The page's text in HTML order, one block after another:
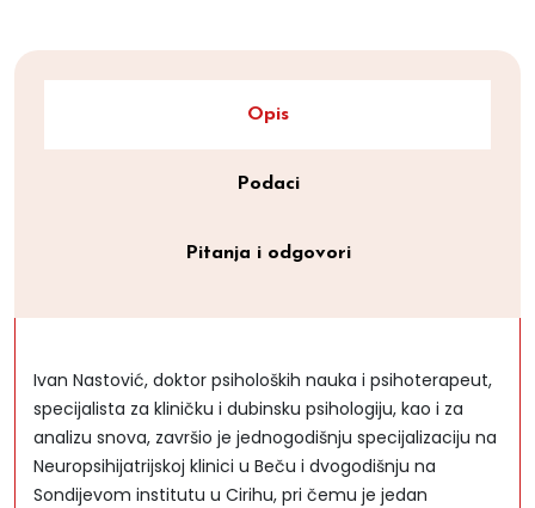
Opis
Podaci
Pitanja i odgovori
Ivan Nastović, doktor psiholoških nauka i psihoterapeut,
specijalista za kliničku i dubinsku psihologiju, kao i za
analizu snova, završio je jednogodišnju specijalizaciju na
Neuropsihijatrijskoj klinici u Beču i dvogodišnju na
Sondijevom institutu u Cirihu, pri čemu je jedan